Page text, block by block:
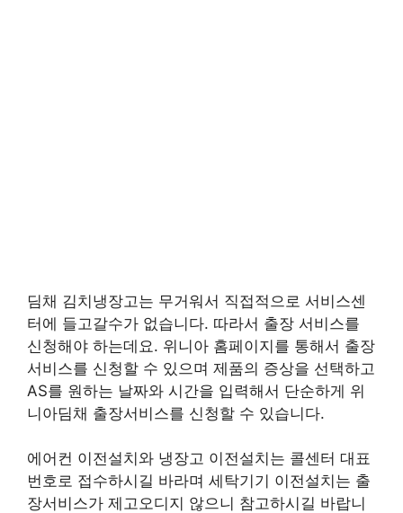
딤채 김치냉장고는 무거워서 직접적으로 서비스센
터에 들고갈수가 없습니다. 따라서 출장 서비스를
신청해야 하는데요. 위니아 홈페이지를 통해서 출장
서비스를 신청할 수 있으며 제품의 증상을 선택하고
AS를 원하는 날짜와 시간을 입력해서 단순하게 위
니아딤채 출장서비스를 신청할 수 있습니다.
에어컨 이전설치와 냉장고 이전설치는 콜센터 대표
번호로 접수하시길 바라며 세탁기기 이전설치는 출
장서비스가 제고오디지 않으니 참고하시길 바랍니